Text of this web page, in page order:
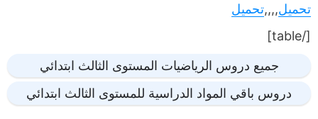
تحميل,,,,تحميل
[/table]
جميع دروس الرياضيات المستوى الثالث ابتدائي
دروس باقي المواد الدراسية للمستوى الثالث ابتدائي